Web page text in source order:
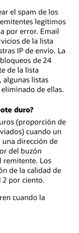
el spam de los
legítimos
por error. Email
de la lista
IP de envío. La
de 24
de la lista
algunas listas
de ellas.
duro?
(proporción de
cuando un
dirección de
del buzón
remitente. Los
de la calidad de
2 por ciento.
cuando la